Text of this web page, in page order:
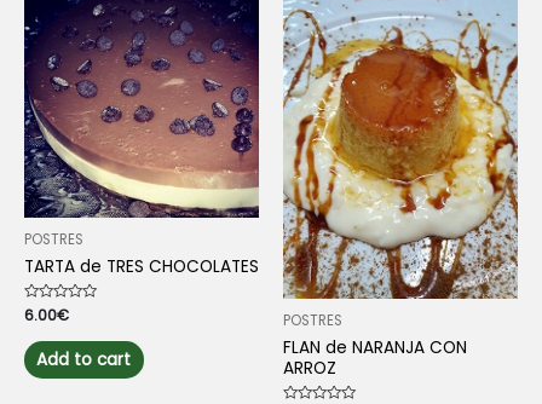
POSTRES
TARTA de TRES CHOCOLATES
Rated
0
out
of
5
6.00€
Add to cart
POSTRES
FLAN de NARANJA CON
ARROZ